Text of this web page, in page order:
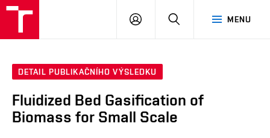
MENU
PŘIHLÁSIT
DETAIL PUBLIKAČNÍHO VÝSLEDKU
Fluidized Bed Gasification of
Biomass for Small Scale